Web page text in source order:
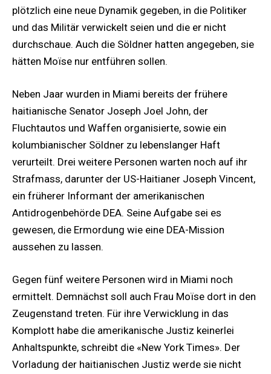
plötzlich eine neue Dynamik gegeben, in die Politiker
und das Militär verwickelt seien und die er nicht
durchschaue. Auch die Söldner hatten angegeben, sie
hätten Moïse nur entführen sollen.
Neben Jaar wurden in Miami bereits der frühere
haitianische Senator Joseph Joel John, der
Fluchtautos und Waffen organisierte, sowie ein
kolumbianischer Söldner zu lebenslanger Haft
verurteilt. Drei weitere Personen warten noch auf ihr
Strafmass, darunter der US-Haitianer Joseph Vincent,
ein früherer Informant der amerikanischen
Antidrogenbehörde DEA. Seine Aufgabe sei es
gewesen, die Ermordung wie eine DEA-Mission
aussehen zu lassen.
Gegen fünf weitere Personen wird in Miami noch
ermittelt. Demnächst soll auch Frau Moïse dort in den
Zeugenstand treten. Für ihre Verwicklung in das
Komplott habe die amerikanische Justiz keinerlei
Anhaltspunkte, schreibt die «New York Times». Der
Vorladung der haitianischen Justiz werde sie nicht